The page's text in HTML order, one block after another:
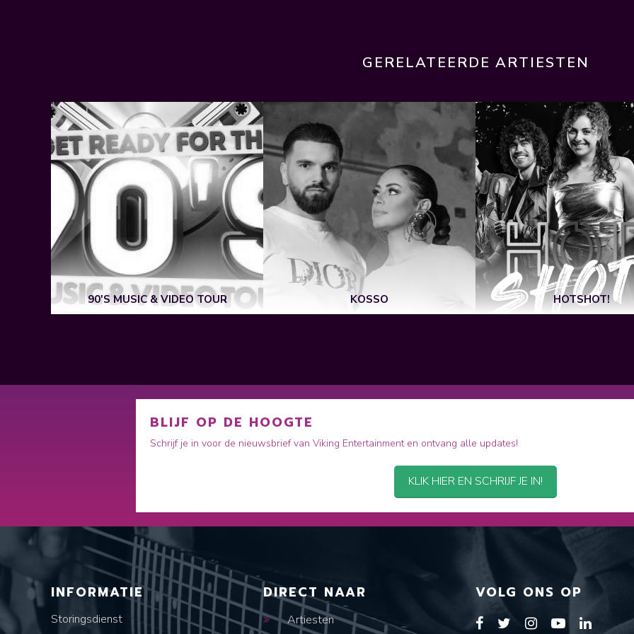
GERELATEERDE ARTIESTEN
90'S MUSIC & VIDEO TOUR KOSSO HOTSHOT!
BLIJF OP DE HOOGTE
Schrijf je in voor de nieuwsbrief van Viking Entertainment en ontvang alle updates!
KLIK HIER EN SCHRIJF JE IN!
INFORMATIE
Storingsdienst
DIRECT NAAR
Artiesten
VOLG ONS OP